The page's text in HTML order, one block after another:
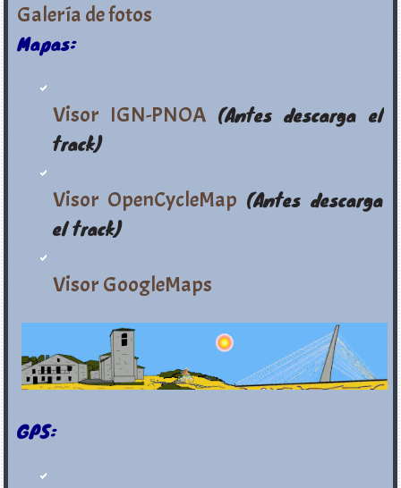
Galería de fotos
Mapas:
Visor IGN-PNOA(Antes descarga el
track)
Visor OpenCycleMap (Antes descarga
el track)
Visor GoogleMaps
GPS: